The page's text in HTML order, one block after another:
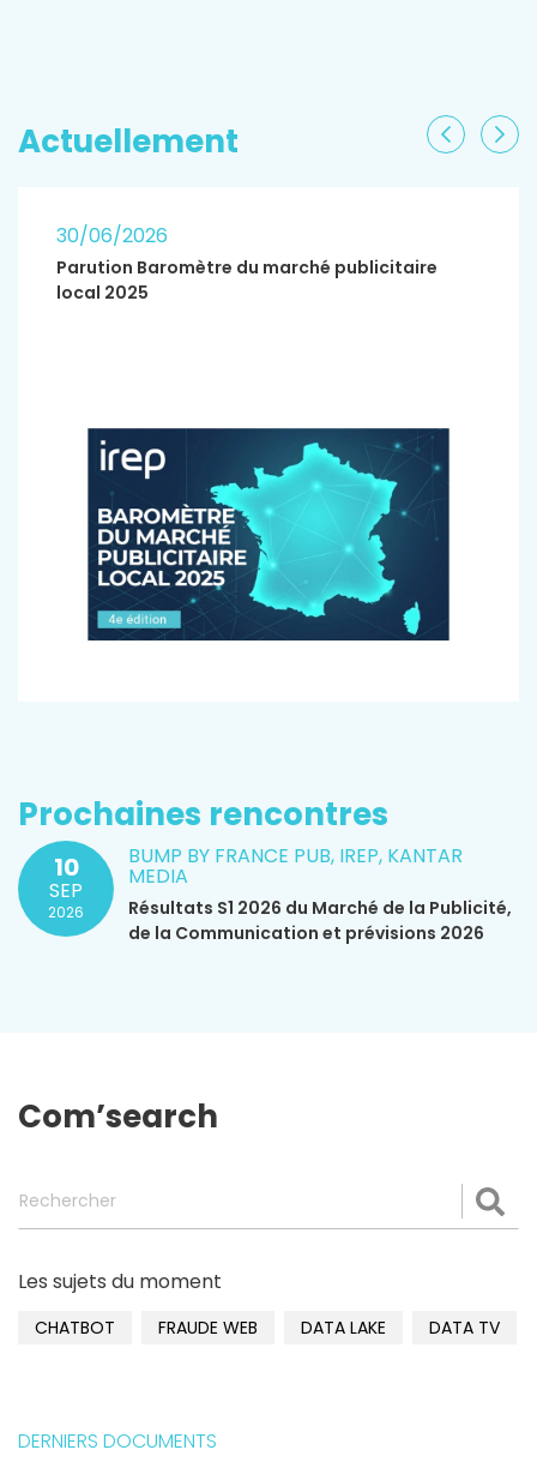
Actuellement
30/06/2026
Parution Baromètre du marché publicitaire
local 2025
Prochaines rencontres
10
SEP
2026
BUMP BY FRANCE PUB, IREP, KANTAR
MEDIA
Résultats S1 2026 du Marché de la Publicité,
de la Communication et prévisions 2026
Com’search
Les sujets du moment
CHATBOT FRAUDE WEB DATA LAKE DATA TV
DERNIERS DOCUMENTS